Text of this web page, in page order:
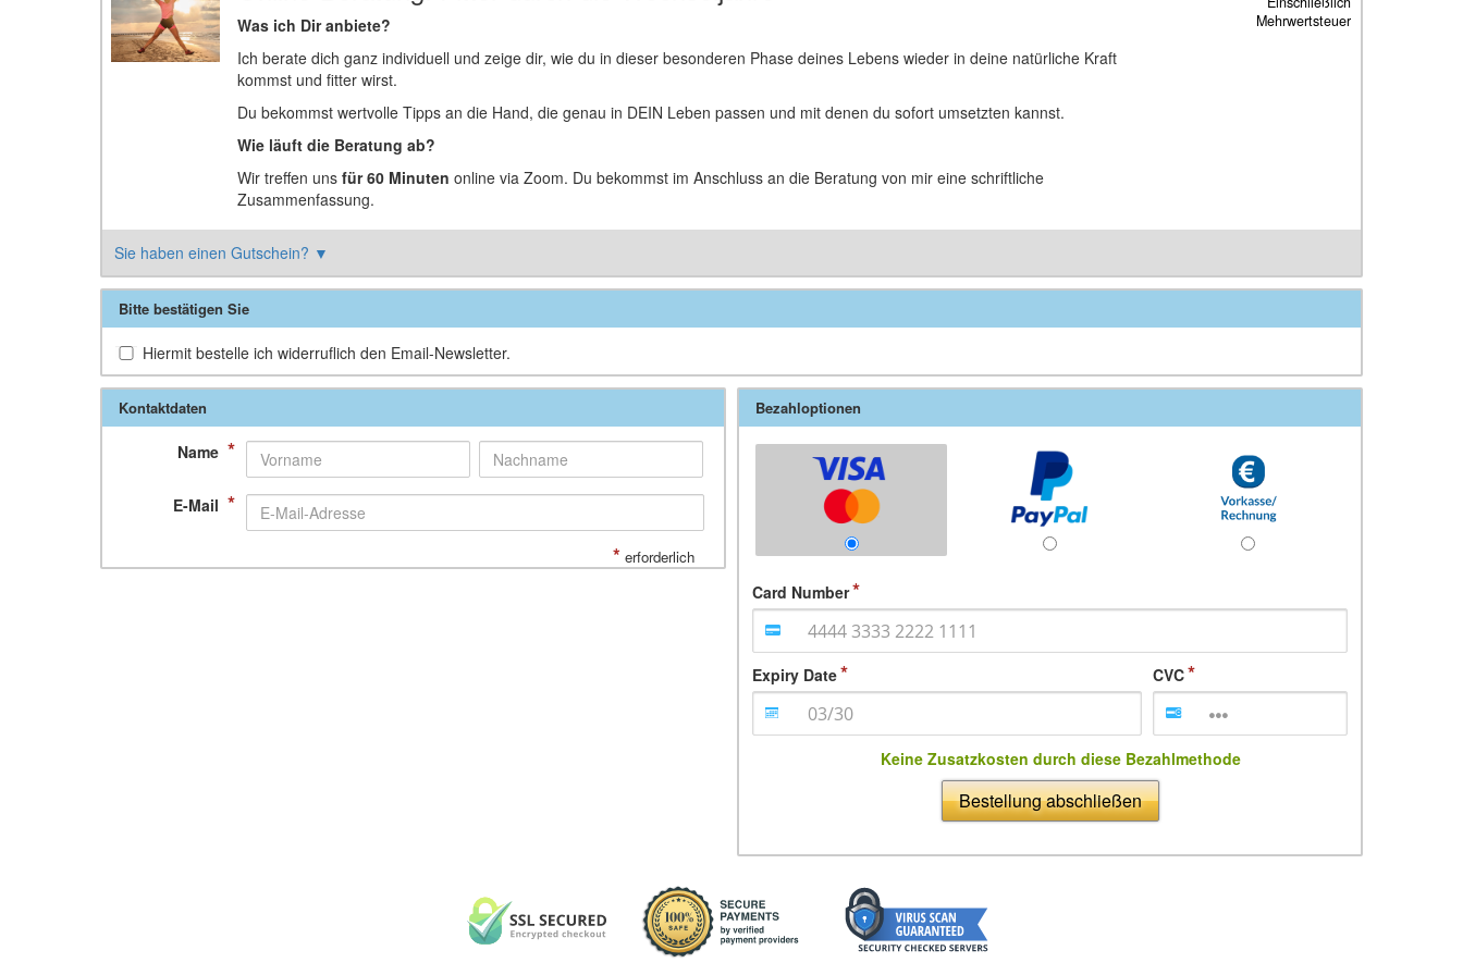
Was ich Dir anbiete?
Ich berate dich ganz individuell und zeige dir, wie du in dieser besonderen Phase deines Lebens wieder in deine natürliche Kraft
kommst und fitter wirst.
Du bekommst wertvolle Tipps an die Hand, die genau in DEIN Leben passen und mit denen du sofort umsetzten kannst.
Wie läuft die Beratung ab?
Wir treffen uns für 60 Minuten online via Zoom. Du bekommst im Anschluss an die Beratung von mir eine schriftliche
Zusammenfassung.
Mehrwertsteuer
Sie haben einen Gutschein? ▼
Bitte bestätigen Sie
Hiermit bestelle ich widerruflich den Email-Newsletter.
Kontaktdaten
Name *
E-Mail *
* erforderlich
Bezahloptionen
Card Number
Expiry Date CVC
Keine Zusatzkosten durch diese Bezahlmethode
Bestellung abschließen